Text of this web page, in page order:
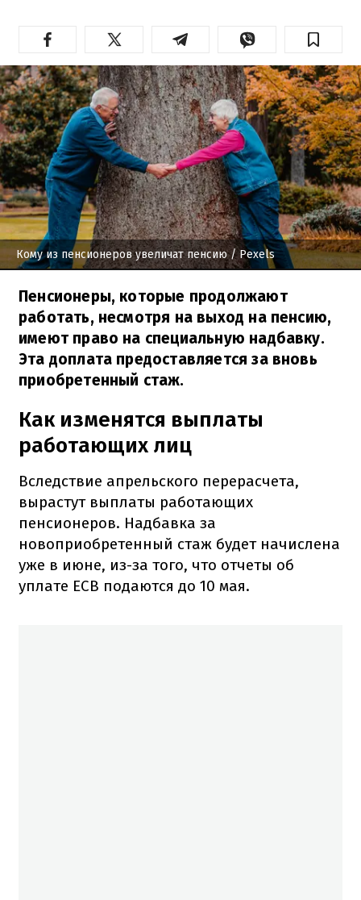
Кому из пенсионеров увеличат пенсию/ Pexels
Пенсионеры, которые продолжают
работать, несмотря на выход на пенсию,
имеют право на специальную надбавку.
Эта доплата предоставляется за вновь
приобретенный стаж.
Как изменятся выплаты
работающих лиц
Вследствие апрельского перерасчета,
вырастут выплаты работающих
пенсионеров. Надбавка за
новоприобретенный стаж будет начислена
уже в июне, из-за того, что отчеты об
уплате ЕСВ подаются до 10 мая.